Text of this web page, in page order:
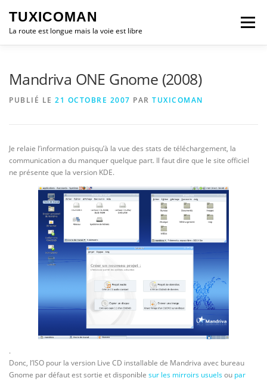
contenu
TUXICOMAN
La route est longue mais la voie est libre
Menu
Mandriva ONE Gnome (2008)
PUBLIÉ LE 21 OCTOBRE 2007 PAR TUXICOMAN
Je relaie l’information puisqu’à la vue des stats de téléchargement, la
communication a du manquer quelque part. Il faut dire que le site officiel
ne présente que la version KDE.
.
Donc, l’ISO pour la version Live CD installable de Mandriva avec bureau
Gnome par défaut est sortie et disponible sur les mirroirs usuelsou par